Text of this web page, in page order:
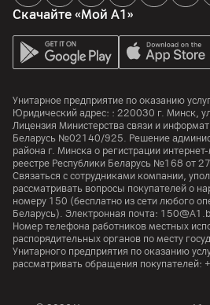
Скачайте «Мой А1»
Унитарное предприятие по оказанию
Юридический адрес: : 220030 г. Минск,
Лицензия Министерства связи и
Беларусь №02140/925. Решение
района г. Минска о регистрации
реестре Республики Беларусь №168 от
Связаться с сотрудниками компании,
рассматривать вопросы покупателей о
номеру 150 (бесплатно из сети любого
Беларусь). Электронная почта:
Номер телефона работников местных
распорядительных органов по месту
Унитарного предприятия по оказанию
рассматривать обращения покупателей: